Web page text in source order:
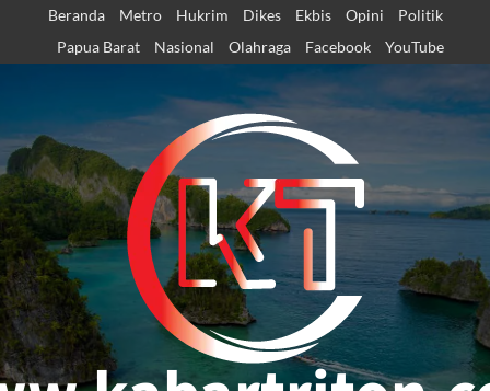
content
Beranda Metro Hukrim Dikes Ekbis Opini
Politik
Papua Barat
Nasional Olahraga Facebook YouTube